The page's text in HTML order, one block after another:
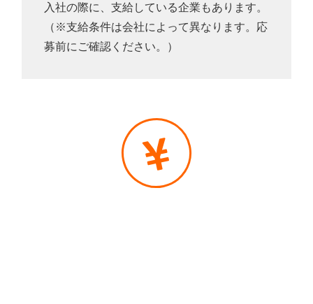
入社の際に、支給している企業もあります。
（※支給条件は会社によって異なります。応
募前にご確認ください。）